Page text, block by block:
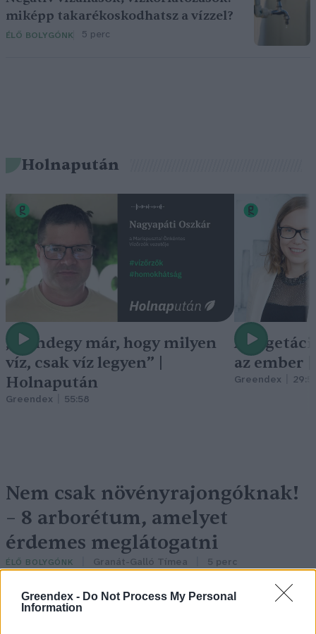
Greendex - Do Not Process My Personal
Information
miképp takarékoskodhatsz a vízzel?
ÉLŐ BOLYGÓNK 5 perc
Holnapután
„Mindegy már, hogy milyen
víz, csak víz legyen” |
Holnapután
Greendex 55:58
A
az ember
Greendex
Nem csak növényrajongóknak!
– 8 arborétum, amelyet
érdemes meglátogatni
ÉLŐ BOLYGÓNK Granát-Galló Tímea 5 perc